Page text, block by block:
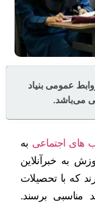
عمومی بنیاد
می‌باشد.
های اجتماعی به
به خبرآنلاین
که با تحصیلات
مناسبی برسند.